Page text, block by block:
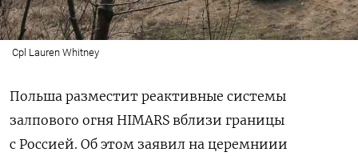
Cpl Lauren Whitney
Польша разместит реактивные системы
залпового огня HIMARS вблизи границы
с Россией. Об этом заявил на церемниии